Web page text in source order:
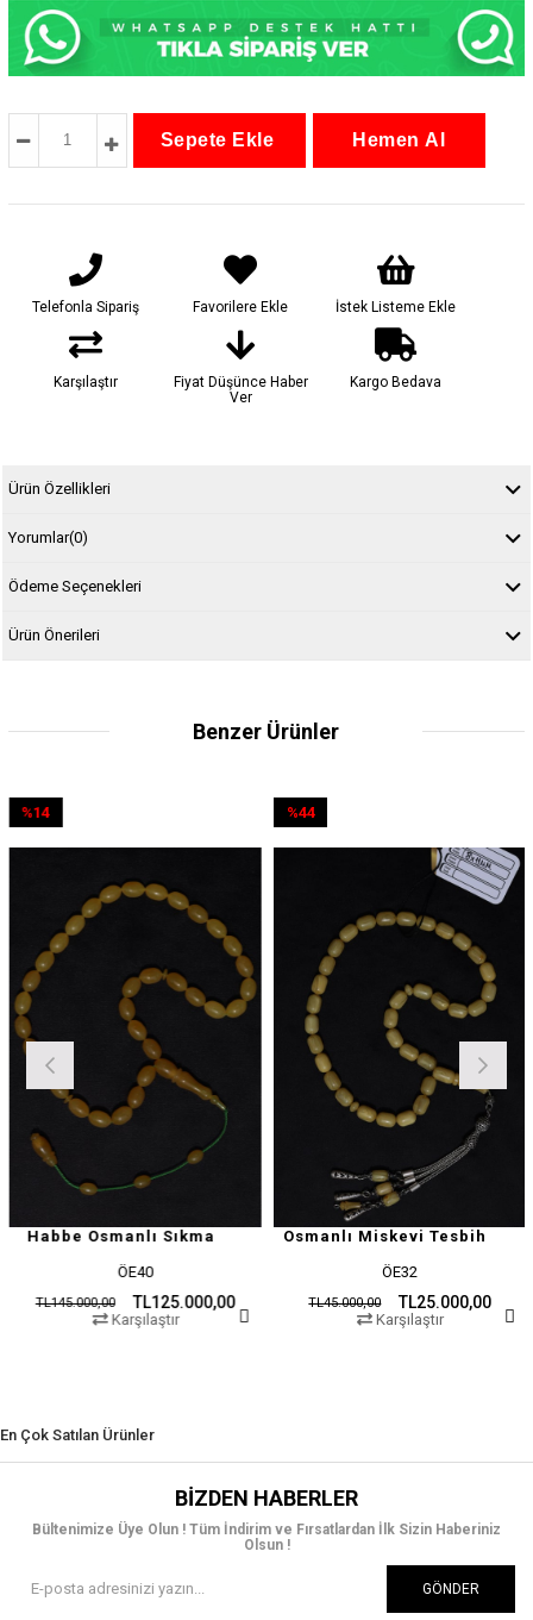
Telefonla Sipariş Favorilere Ekle İstek Listeme Ekle
Karşılaştır
Fiyat Düşünce Haber
Ver
Kargo Bedava
Ürün Özellikleri
Yorumlar(0)
Ödeme Seçenekleri
Ürün Önerileri
Benzer Ürünler
Osmanlı Sıkma
TL125.000,00
Karşılaştır
Osmanlı Miskevi Tesbih
TL25.000,00
TL45.000,00
Karşılaştır
En Çok Satılan Ürünler
BIZDEN HABERLER
Bültenimize Üye Olun ! Tüm İndirim ve Fırsatlardan İlk Sizin Haberiniz
Olsun !
GÖNDER